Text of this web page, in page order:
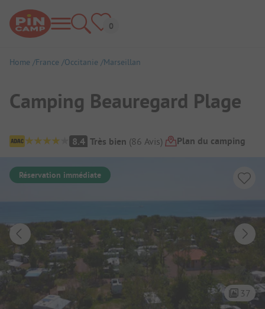
Home France Occitanie Marseillan
Camping Beauregard Plage
Aperçu du camping
8.4 Très bien (86 Avis) Plan du camping
Réservation immédiate
37